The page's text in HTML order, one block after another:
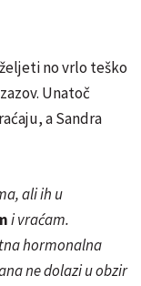
no vrlo teško
Unatoč
a Sandra
ali ih u
i vraćam.
hormonalna
ne dolazi u obzir